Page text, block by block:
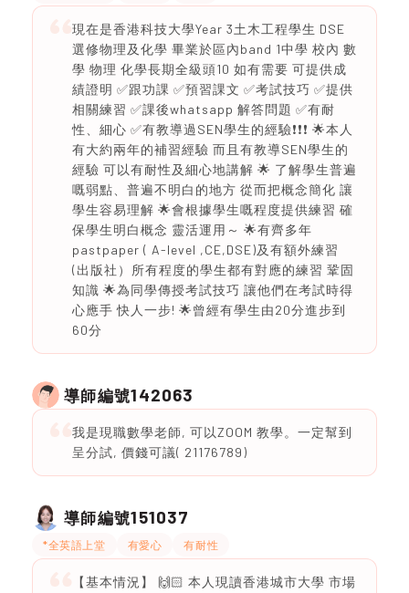
現在是香港科技大學Year 3土木工程學生 DSE
選修物理及化學 畢業於區內band 1中學 校內 數
學 物理 化學長期全級頭10 如有需要 可提供成
績證明 ✅跟功課 ✅預習課文 ✅考試技巧 ✅提供
相關練習 ✅課後whatsapp 解答問題 ✅有耐
性、細心 ✅有教導過SEN學生的經驗❗️❗️❗️ 🌟本人
有大約兩年的補習經驗 而且有教導SEN學生的
經驗 可以有耐性及細心地講解 🌟 了解學生普遍
嘅弱點、普遍不明白的地方 從而把概念簡化 讓
學生容易理解 🌟會根據學生嘅程度提供練習 確
保學生明白概念 靈活運用～ 🌟有齊多年
pastpaper ( A-level ,CE,DSE)及有額外練習
(出版社）所有程度的學生都有對應的練習 鞏固
知識 🌟為同學傳授考試技巧 讓他們在考試時得
心應手 快人一步! 🌟曾經有學生由20分進步到
60分
導師編號142063
我是現職數學老師, 可以ZOOM 教學。一定幫到
呈分試, 價錢可議( 21176789)
導師編號151037
*全英語上堂 有愛心 有耐性
【基本情況】 🙌🏻 本人現讀香港城市大學 市場